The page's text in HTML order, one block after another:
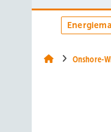
Onshore-